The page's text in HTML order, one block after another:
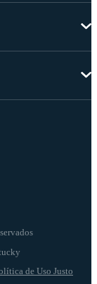
de Uso Justo